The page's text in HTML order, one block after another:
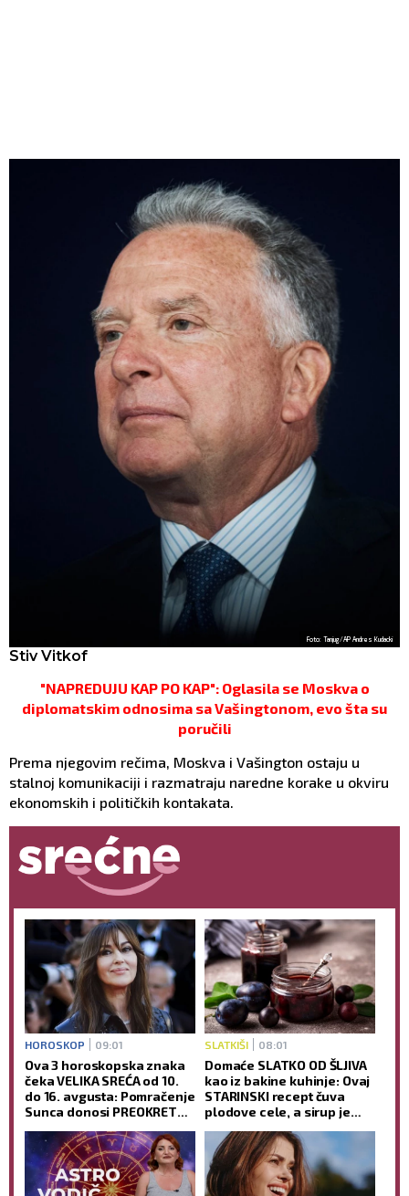
Foto: Tanjug/AP Andres Kudacki
Stiv Vitkof
"NAPREDUJU KAP PO KAP": Oglasila se Moskva o
diplomatskim odnosima sa Vašingtonom, evo šta su
poručili
Prema njegovim rečima, Moskva i Vašington ostaju u
stalnoj komunikaciji i razmatraju naredne korake u okviru
ekonomskih i političkih kontakata.
HOROSKOP 09:01
Ova 3 horoskopska znaka
čeka VELIKA SREĆA od 10.
do 16. avgusta: Pomračenje
Sunca donosi PREOKRET
SLATKIŠI 08:01
Domaće SLATKO OD ŠLJIVA
kao iz bakine kuhinje: Ovaj
STARINSKI recept čuva
plodove cele, a sirup je